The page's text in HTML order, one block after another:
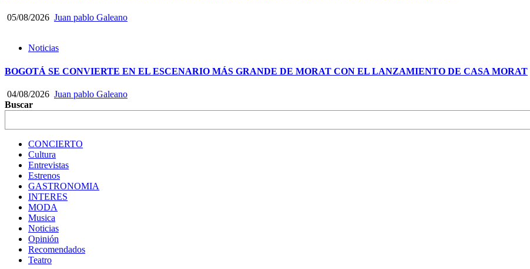
05/08/2026 Juan pablo Galeano
Noticias
BOGOTÁ SE CONVIERTE EN EL ESCENARIO MÁS GRANDE DE MORAT CON EL LANZAMIENTO DE CASA MORAT
04/08/2026 Juan pablo Galeano
Buscar
CONCIERTO
Cultura
Entrevistas
Estrenos
GASTRONOMIA
INTERES
MODA
Musica
Noticias
Opinión
Recomendados
Teatro